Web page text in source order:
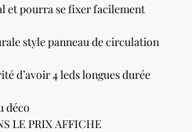
et pourra se fixer facilement
style panneau de circulation
d’avoir 4 leds longues durée
déco
LE PRIX AFFICHE